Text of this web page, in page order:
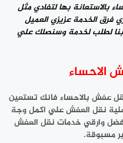
بالاستعانة بها لتفادي مثل
فرق الخدمة عزيزي العميل
بنا لطلب لخدمة وسنصلك علي
الاحساء
عفش بالاحساء فانك تستعين
نقل العفش علي اكمل وجة
افضل وارقي خدمات نقل العفش
مسبوقة.